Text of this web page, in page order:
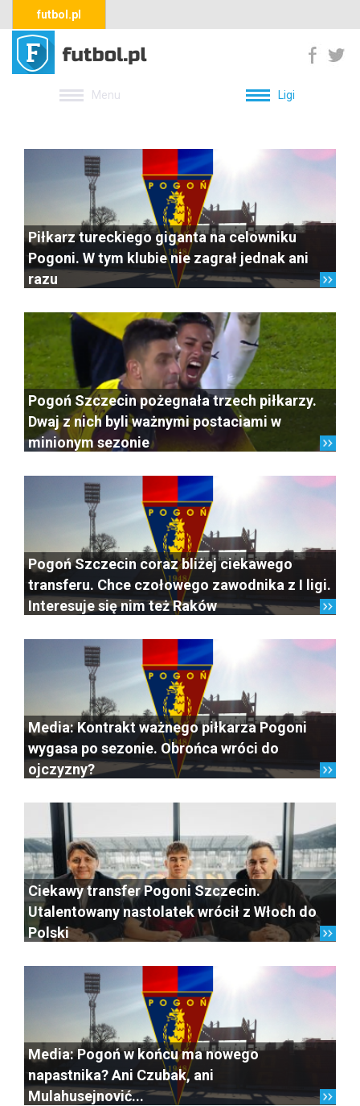
futbol.pl
Menu Ligi
Piłkarz tureckiego giganta na celowniku
Pogoni. W tym klubie nie zagrał jednak ani
razu
Pogoń Szczecin pożegnała trzech piłkarzy.
Dwaj z nich byli ważnymi postaciami w
minionym sezonie
Pogoń Szczecin coraz bliżej ciekawego
transferu. Chce czołowego zawodnika z I ligi.
Interesuje się nim też Raków
Media: Kontrakt ważnego piłkarza Pogoni
wygasa po sezonie. Obrońca wróci do
ojczyzny?
Ciekawy transfer Pogoni Szczecin.
Utalentowany nastolatek wrócił z Włoch do
Polski
Media: Pogoń w końcu ma nowego
napastnika? Ani Czubak, ani
Mulahusejnović...